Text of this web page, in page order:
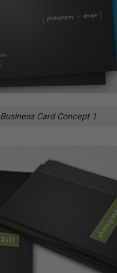
Business Card Concept 1